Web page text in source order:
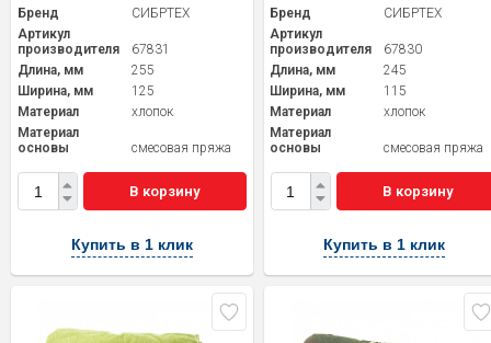
Бренд
СИБРТЕХ
Артикул
производителя
67831
Длина, мм
255
Ширина, мм
125
Материал
хлопок
Материал
основы
смесовая пряжа
В корзину
Купить в 1 клик
Бренд
СИБРТЕХ
Артикул
производителя
67830
Длина, мм
245
Ширина, мм
115
Материал
хлопок
Материал
основы
смесовая пряжа
В корзину
Купить в 1 клик